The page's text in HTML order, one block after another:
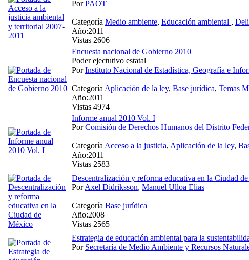
PorPAOT
Categoría Medio ambiente, Educación ambiental ,
Año:2011
Vistas 2606
Encuesta nacional de Gobierno 2010
Poder ejectutivo estatal
PorInstituto Nacional de Estadística, Geografía e
Categoría Aplicación de la ley, Base jurídica, Temas
Año:2011
Vistas 4974
Informe anual 2010 Vol. I
PorComisión de Derechos Humanos del Distrito
Categoría Acceso a la justicia, Aplicación de la ley,
Año:2011
Vistas 2583
Descentralización y reforma educativa en la Ciudad
PorAxel Didriksson, Manuel Ulloa Elias
Categoría Base jurídica
Año:2008
Vistas 2565
Estrategia de educación ambiental para la
Por Secretaría de Medio Ambiente y Recursos